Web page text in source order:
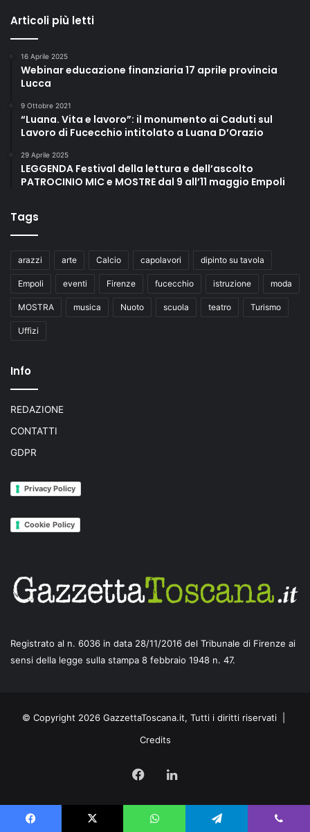
Articoli più letti
16 Aprile 2025
Webinar educazione finanziaria 17 aprile provincia
Lucca
9 Ottobre 2021
“Luana. Vita e lavoro”: il monumento ai Caduti sul
Lavoro di Fucecchio intitolato a Luana D’Orazio
29 Aprile 2025
LEGGENDA Festival della lettura e dell’ascolto
PATROCINIO MIC e MOSTRE dal 9 all’11 maggio Empoli
Tags
arazzi arte Calcio capolavori dipinto su tavola
Empoli eventi Firenze fucecchio istruzione moda
MOSTRA musica Nuoto scuola teatro Turismo
Uffizi
Info
REDAZIONE
CONTATTI
GDPR
Privacy Policy
Cookie Policy
Registrato al n. 6036 in data 28/11/2016 del Tribunale di Firenze ai
sensi della legge sulla stampa 8 febbraio 1948 n. 47.
© Copyright 2026 GazzettaToscana.it, Tutti i diritti riservati |
Credits
FacebookLinkedIn